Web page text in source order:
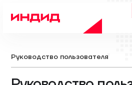
Руководство пользователя